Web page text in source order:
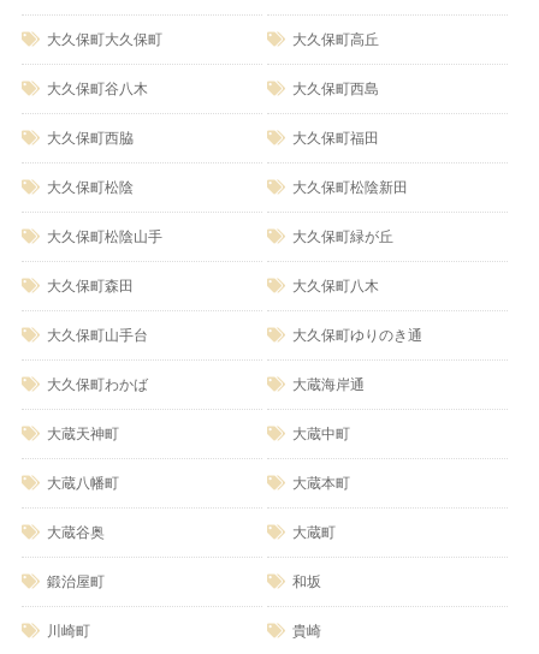
大久保町大久保町 大久保町高丘
大久保町谷八木 大久保町西島
大久保町西脇 大久保町福田
大久保町松陰 大久保町松陰新田
大久保町松陰山手 大久保町緑が丘
大久保町森田 大久保町八木
大久保町山手台 大久保町ゆりのき通
大久保町わかば 大蔵海岸通
大蔵天神町 大蔵中町
大蔵八幡町 大蔵本町
大蔵谷奥 大蔵町
鍛治屋町 和坂
川崎町 貴崎